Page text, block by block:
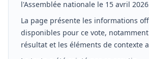
l'Assemblée nationale le 15 avril
La page présente les informations
disponibles pour ce vote,
résultat et les éléments de contexte